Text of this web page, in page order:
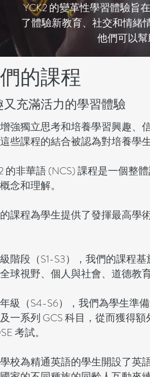
YCK2 的變革性學習體驗旨
了體驗新教育、社交和情緒
他們可以
的課程
又充滿活力的學習體驗
強獨立思考和培養學習興趣、
些課程的結合被認為對培養學
的非華語 (NCS) 課程是一個整
念和理解。
課程為學生提供了發揮最高學
階段（S1-S3），我們的課程
球視野、個人與社會、道德教
級（S4-S6），我們為學生準
一系列 GCS 科目，從而獲得
考試。
校為精通英語的學生開設了英